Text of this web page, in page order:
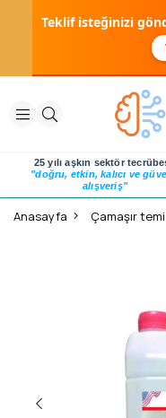
Teklif isteğinizi
25 yılı aşkın sektör
"doğru, etkin, kalıcı ve
alışveriş"
Anasayfa Çamaşır